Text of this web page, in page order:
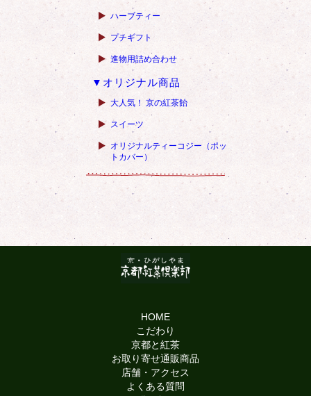
ハーブティー
プチギフト
進物用詰め合わせ
▼オリジナル商品
大人気！ 京の紅茶飴
スイーツ
オリジナルティーコジー（ポッ
トカバー）
HOME
こだわり
京都と紅茶
お取り寄せ通販商品
店舗・アクセス
よくある質問